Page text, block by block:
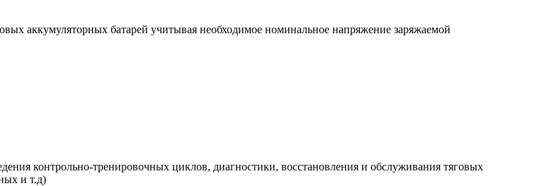
аккумуляторных батарей учитывая необходимое номинальное напряжение заряжаемой
контрольно-тренировочных циклов, диагностики, восстановления и обслуживания тяговых
и т.д)